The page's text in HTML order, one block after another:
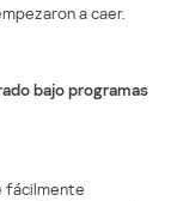
a caer.
bajo programas
fácilmente